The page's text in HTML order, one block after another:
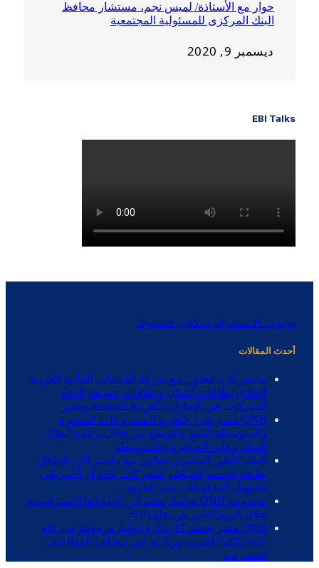
حوار مع الأستاذة/ لميس نجم، مستشار محافظ
البنك المركزى للمسئولية المجتمعية
ديسمبر 9, 2020
EBI Talks
يوتيوب الانستغرام لينكدإن فيسبوك
أحدث المقالات
ماستركارد تتعاون مع شركة الخدمات المالية العربية
لإطلاق بطاقات ائتمان وبطاقات مسبقة الدفع
للشركات في الإمارات العربية المتحدة ومصر
QNB مصر يعزز جاهزية المشروعات الصغيرة
والمتوسطة للنمو والتوسع من خلال برنامج أبطال
المشروعات الصغيرة والمتوسطة
البنك الأهلي المصري يتعاون مع ماستركارد لإطلاق
بطاقة الخصم المباشر للشركات بالدولار الأمريكي
لتسهيل المدفوعات عبر الحدود
مجموعة QNB تواصل تنفيذ أبرز أولوياتها الاستراتيجية
خلال الربع الثاني من عام 2026
QNB مصر يحصد 12 جائزة دولية مرموقة في عام
2026 تأكيدًا لتميزه وريادته عبر مختلف القطاعات
المصرفية